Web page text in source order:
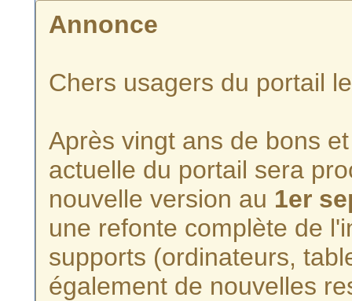
Annonce
Chers usagers du portail
Après vingt ans de bons
actuelle du portail sera
nouvelle version au 1er
une refonte complète de
supports (ordinateurs,
également de nouvelles